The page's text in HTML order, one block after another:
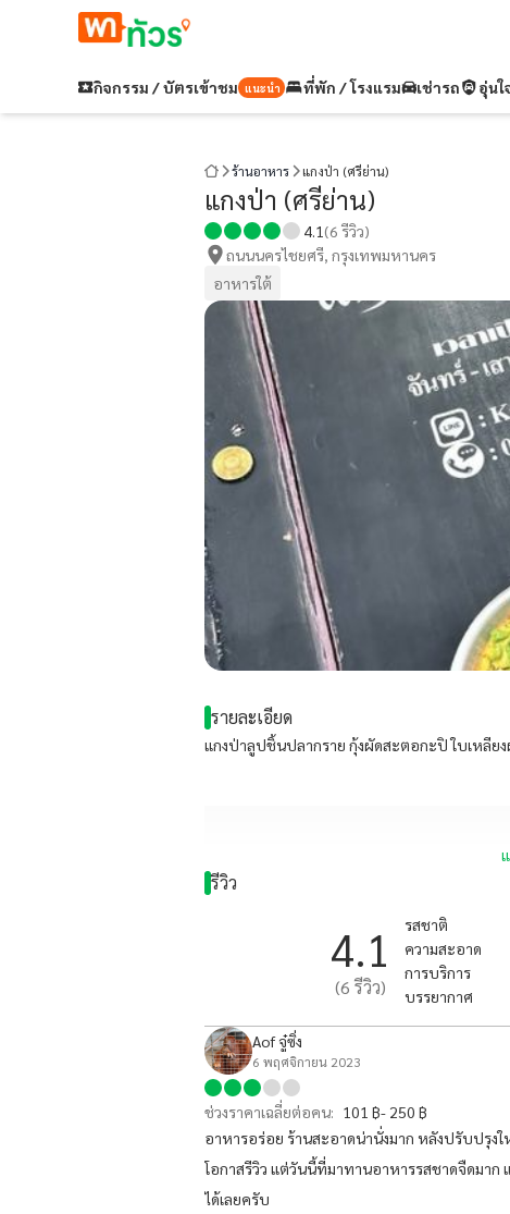
กิจกรรม / บัตรเข้าชม แนะนำ ที่พัก / โรงแรม เช่ารถ อุ่นใ
ร้านอาหาร แกงป่า (ศรีย่าน)
แกงป่า (ศรีย่าน)
4.1 (6 รีวิว)
ถนนนครไชยศรี, กรุงเทพมหานคร
อาหารใต้
รายละเอียด
แกงป่าลูปชิ้นปลากราย กุ้งผัดสะตอกะปิ ใบเหลียง
รีวิว
4.1
(6 รีวิว)
รสชาติ
ความสะอาด
การบริการ
บรรยากาศ
Aof จู๋ซิ่ง
6 พฤศจิกายน 2023
ช่วงราคาเฉลี่ยต่อคน: 101 ฿- 250 ฿
อาหารอร่อย ร้านสะอาดน่านั่งมาก หลังปรับปรุง
โอกาสรีวิว แต่วันนี้ที่มาทานอาหารรสชาดจืดมาก
ได้เลยครับ